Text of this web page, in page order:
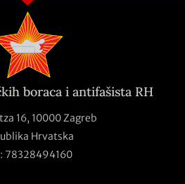
boraca i antifašista RH
16, 10000 Zagreb
Hrvatska
78328494160